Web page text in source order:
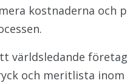
kostnaderna och
världsledande
och meritlista inom